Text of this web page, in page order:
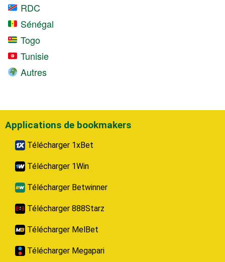
RDC
Sénégal
Togo
Tunisie
Autres
Applications de bookmakers
Télécharger 1xBet
Télécharger 1Win
Télécharger Betwinner
Télécharger 888Starz
Télécharger MelBet
Télécharger Megapari